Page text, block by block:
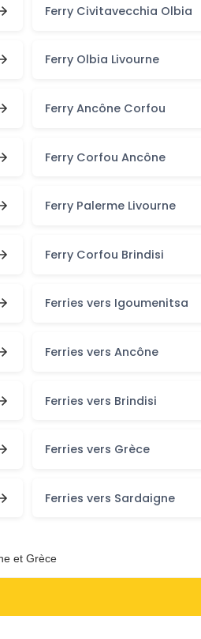
Ferry Civitavecchia Olbia
Ferry Olbia Livourne
Ferry Ancône Corfou
Ferry Corfou Ancône
Ferry Palerme Livourne
Ferry Corfou Brindisi
Ferries vers Igoumenitsa
Ferries vers Ancône
Ferries vers Brindisi
Ferries vers Grèce
Ferries vers Sardaigne
et Grèce